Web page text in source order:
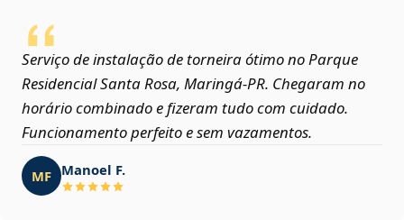
Serviço de instalação de torneira ótimo no Parque
Residencial Santa Rosa, Maringá‑PR. Chegaram no
horário combinado e fizeram tudo com cuidado.
Funcionamento perfeito e sem vazamentos.
MF Manoel F.